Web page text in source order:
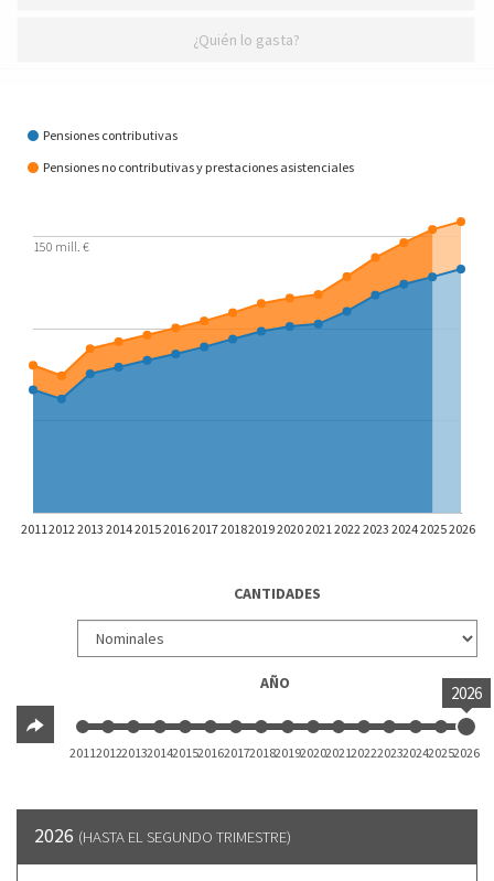
¿Quién lo gasta?
¿En qué se gasta?
Pensiones contributivas
Pensiones no contributivas y prestaciones asistenciales
2011 2012 2013 20142015201620172018201920202021 20222023202420252026
150 mill. €
CANTIDADES
AÑO 2026
2011201220132014201520162017201820192020202120222023202420252026
2026 (HASTA EL SEGUNDO TRIMESTRE)